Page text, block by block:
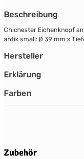
Beschreibung
Chichester Eichenknopf
antik small: Ø 39 mm x
Hersteller
Erklärung
Farben
Produktgalerie überspringen
Zubehör